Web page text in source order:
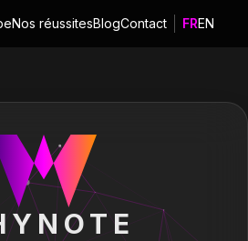
Nos réussitesBlogContact FREN